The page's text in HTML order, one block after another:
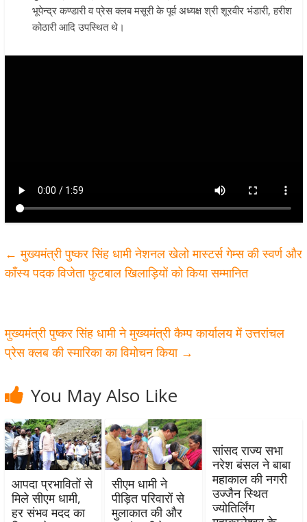
भूपेन्द्र कण्डारी व प्रेस क्लब मसूरी के पूर्व अध्यक्ष श्री शूरवीर भंडारी, हरीश
कोठारी आदि उपस्थित थे।
← मुख्यमंत्री पुष्कर सिंह धामी नेशनल खेलो मास्टर्स गेम्स की स्वर्ण और
काँस्य पदक विजेता फुटबाल खिलाड़ियों को किया सम्मानित
मुख्यमंत्री पुष्कर सिंह धामी ने मुख्यमंत्री कैम्प कार्यालय में उत्तरांचल
प्रेस क्लब की स्मारिका का विमोचन किया →
You May Also Like
आपदा प्रभावितों से
मिले सीएम धामी,
हर संभव मदद का
सीएम धामी ने
पीड़ित परिवारों से
मुलाकात की और
सांसद राज्य सभा
नरेश बंसल ने बाबा
महाकाल की नगरी
उज्जैन स्थित
ज्योतिर्लिंग